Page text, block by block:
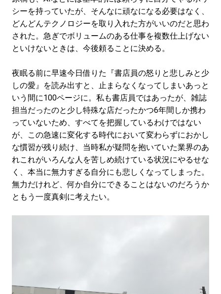
シーを持っていたが、そんなに頑なになる必要はなく、
どんどんテクノロジーを取り入れた方がいいのだと思わ
された。急ぎでボリュームのある仕事を複数仕上げない
といけないときは、今後頼ることに決める。
夜眠る前に早速今日借りた『書店員の怒りと悲しみと少
しの愛』を読み出すと、止まらなくなってしまいあっと
いう間に100ページに。私も書店員ではあったが、雑誌
担当だったのと少し特殊な店だったかつ6年間しか携わ
っていないため、すべてを把握しているわけではない
が、この急速に変化する時代において変わらずにおかし
な慣習が残り続け、当時私が疑問を抱いていた業界のあ
れこれがいろんな人を苦しめ続けている状況にやるせな
く、本当に無力すぎる自分にも悲しくなってしまった。
無力だけれど、何か自分にできることはないのだろうか
ともう一度真剣に考えたい。